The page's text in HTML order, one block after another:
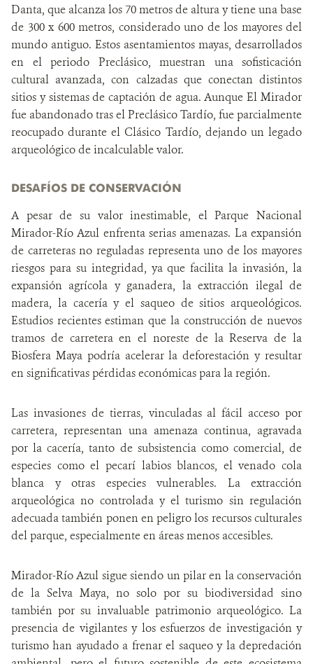
Danta, que alcanza los 70 metros de altura y tiene una base
de 300 x 600 metros, considerado uno de los mayores del
mundo antiguo. Estos asentamientos mayas, desarrollados
en el periodo Preclásico, muestran una sofisticación
cultural avanzada, con calzadas que conectan distintos
sitios y sistemas de captación de agua. Aunque El Mirador
fue abandonado tras el Preclásico Tardío, fue parcialmente
reocupado durante el Clásico Tardío, dejando un legado
arqueológico de incalculable valor.
DESAFÍOS DE CONSERVACIÓN
A pesar de su valor inestimable, el Parque Nacional
Mirador-Río Azul enfrenta serias amenazas. La expansión
de carreteras no reguladas representa uno de los mayores
riesgos para su integridad, ya que facilita la invasión, la
expansión agrícola y ganadera, la extracción ilegal de
madera, la cacería y el saqueo de sitios arqueológicos.
Estudios recientes estiman que la construcción de nuevos
tramos de carretera en el noreste de la Reserva de la
Biosfera Maya podría acelerar la deforestación y resultar
en significativas pérdidas económicas para la región.
Las invasiones de tierras, vinculadas al fácil acceso por
carretera, representan una amenaza continua, agravada
por la cacería, tanto de subsistencia como comercial, de
especies como el pecarí labios blancos, el venado cola
blanca y otras especies vulnerables. La extracción
arqueológica no controlada y el turismo sin regulación
adecuada también ponen en peligro los recursos culturales
del parque, especialmente en áreas menos accesibles.
Mirador-Río Azul sigue siendo un pilar en la conservación
de la Selva Maya, no solo por su biodiversidad sino
también por su invaluable patrimonio arqueológico. La
presencia de vigilantes y los esfuerzos de investigación y
turismo han ayudado a frenar el saqueo y la depredación